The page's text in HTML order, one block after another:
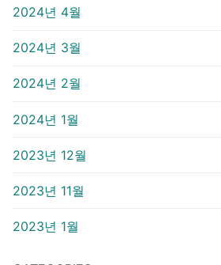
2024년 4월
2024년 3월
2024년 2월
2024년 1월
2023년 12월
2023년 11월
2023년 1월